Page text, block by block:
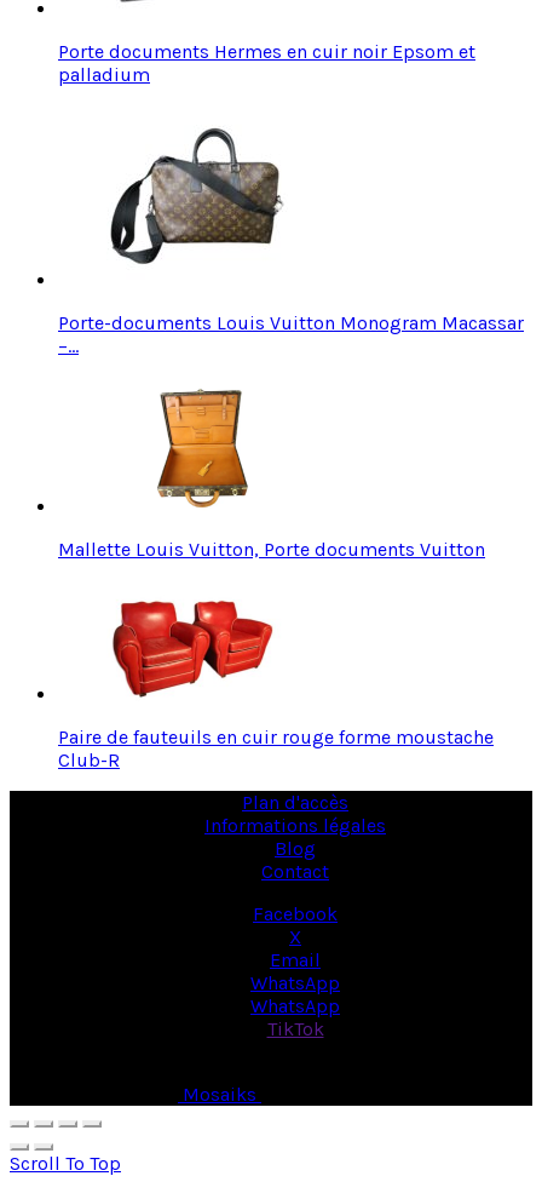
Porte documents Hermes en cuir noir Epsom et
palladium
Porte-documents Louis Vuitton Monogram Macassar
–…
Mallette Louis Vuitton, Porte documents Vuitton
Paire de fauteuils en cuir rouge forme moustache
Club-R
Plan d'accès
Informations légales
Blog
Contact
Facebook
X
Email
WhatsApp
WhatsApp
TikTok
Mosaiks
Scroll To Top